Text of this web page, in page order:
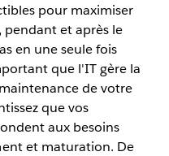
pour maximiser
pendant et après le
en une seule fois
que l'IT gère la
de votre
que vos
aux besoins
et maturation. De